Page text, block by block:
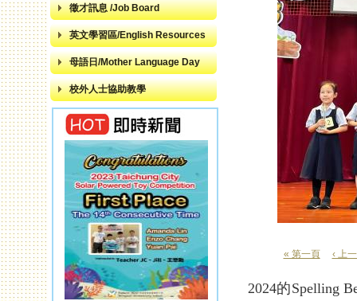
徵才訊息 /Job Board
英文學習區/English Resources
母語日/Mother Language Day
校外人士協助教學
頁面
« 第一頁 ‹ 上
2024的Spelling